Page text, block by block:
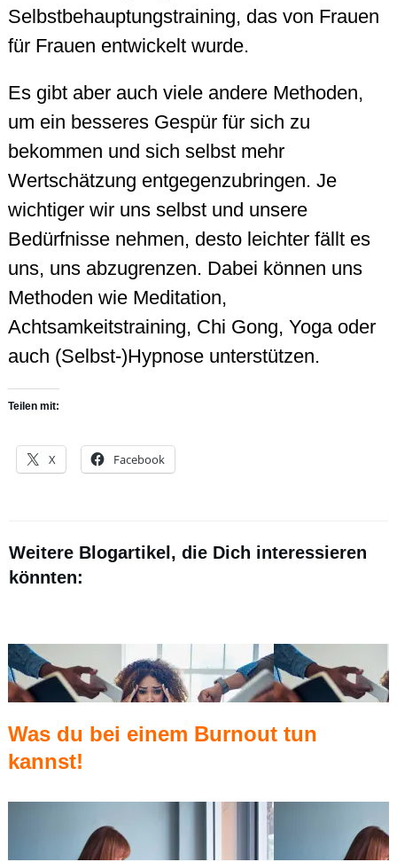
Selbstbehauptungstraining, das von Frauen
für Frauen entwickelt wurde.
Es gibt aber auch viele andere Methoden,
um ein besseres Gespür für sich zu
bekommen und sich selbst mehr
Wertschätzung entgegenzubringen. Je
wichtiger wir uns selbst und unsere
Bedürfnisse nehmen, desto leichter fällt es
uns, uns abzugrenzen. Dabei können uns
Methoden wie Meditation,
Achtsamkeitstraining, Chi Gong, Yoga oder
auch (Selbst-)Hypnose unterstützen.
Teilen mit:
X Facebook
Weitere Blogartikel, die Dich interessieren
könnten:
Was du bei einem Burnout tun
kannst!